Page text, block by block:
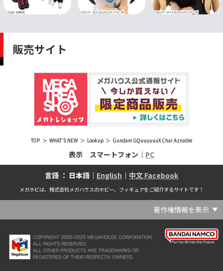
販売サイト
TOP WHAT'S NEW Lookup Gundam GQuuuuuuX Char Aznable
表示 スマートフォン｜ PC
言語 ： 日本語｜ English ｜ 中文 Facebook
メガホビは、株式会社メガハウスのホビー、フィギュアをご紹介するサイトです！
著作権情報を表示